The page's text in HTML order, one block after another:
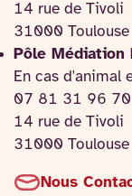
14 rue de Tivoli
31000 Toulouse
Pôle Médiation
En cas d'animal
07 81 31 96 70
14 rue de Tivoli
31000 Toulouse
Nous